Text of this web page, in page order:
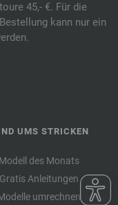
45,- €. Für die
kann nur ein
UMS STRICKEN
Modell des Monats
Gratis Anleitungen
umrechnen